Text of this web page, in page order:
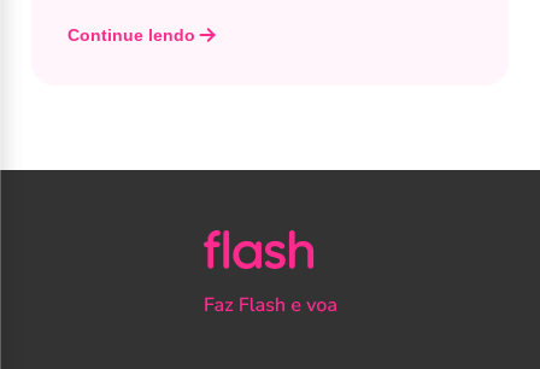
Continue lendo